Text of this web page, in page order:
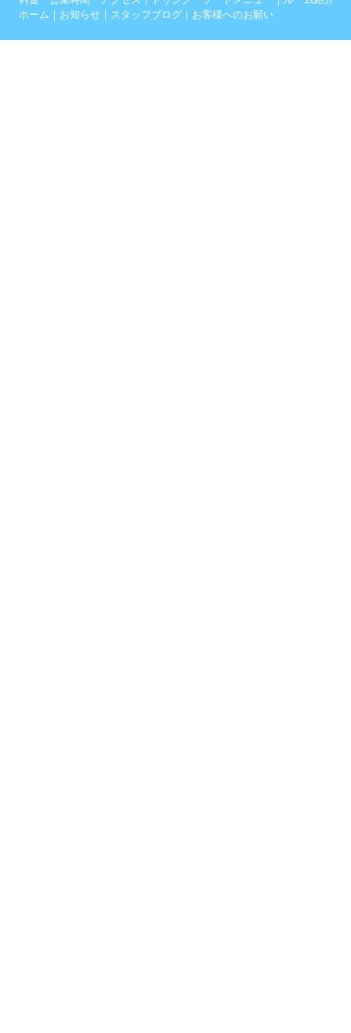
ホーム ｜ お知らせ ｜ スタッフブログ ｜ お客様へのお願い